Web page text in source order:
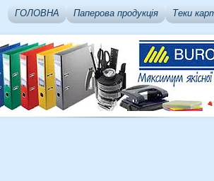
ГОЛОВНА Паперова продукція Теки